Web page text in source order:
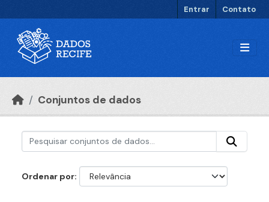
Entrar Contato
Conjuntos de dados
Ordenar por